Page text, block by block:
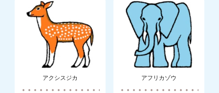
アクシスジカ アフリカゾウ